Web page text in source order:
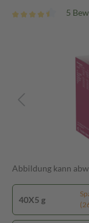
5
Abbildung kann
40X5 g